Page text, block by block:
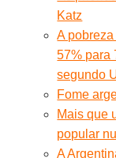
Katz
A
57% para
segundo
Fome
Mais que
popular
A